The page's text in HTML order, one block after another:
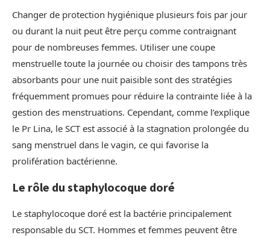
Changer de protection hygiénique plusieurs fois par jour
ou durant la nuit peut être perçu comme contraignant
pour de nombreuses femmes. Utiliser une coupe
menstruelle toute la journée ou choisir des tampons très
absorbants pour une nuit paisible sont des stratégies
fréquemment promues pour réduire la contrainte liée à la
gestion des menstruations. Cependant, comme l’explique
le Pr Lina, le SCT est associé à la stagnation prolongée du
sang menstruel dans le vagin, ce qui favorise la
prolifération bactérienne.
Le rôle du staphylocoque doré
Le staphylocoque doré est la bactérie principalement
responsable du SCT. Hommes et femmes peuvent être